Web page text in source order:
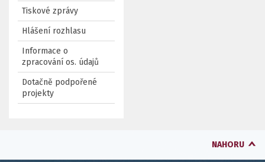
Tiskové zprávy
Hlášení rozhlasu
Informace o
zpracování os. údajů
Dotačně podpořené
projekty
NAHORU